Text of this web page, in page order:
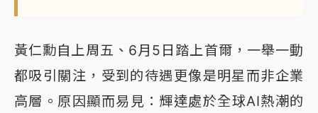
黃仁勳自上周五、6月5日踏上首爾，一舉一動
都吸引關注，受到的待遇更像是明星而非企業
高層。原因顯而易見：輝達處於全球AI熱潮的